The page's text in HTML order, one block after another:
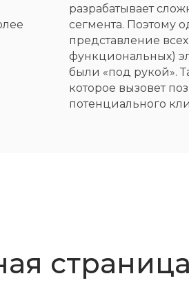
разрабатывает
сегмента. Поэтому
представление
функциональных)
были «под рукой».
которое вызовет
потенциального
страница